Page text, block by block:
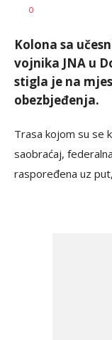
AUTOR
0
Kolona sa
vojnika JNA u
stigla je na
obezbjeđenja.
Trasa kojom su se
saobraćaj,
raspoređena uz